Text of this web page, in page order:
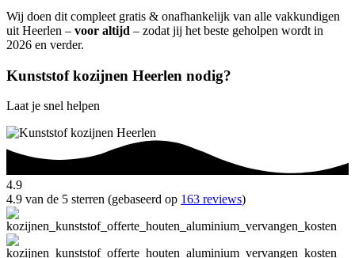
Wij doen dit compleet gratis & onafhankelijk van alle vakkundigen
uit Heerlen – voor altijd – zodat jij het beste geholpen wordt in
2026 en verder.
Kunststof kozijnen Heerlen nodig?
Laat je snel helpen
4.9
4.9 van de 5 sterren (gebaseerd op 163 reviews)